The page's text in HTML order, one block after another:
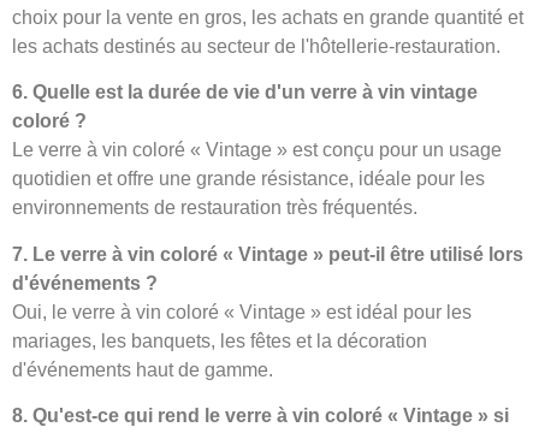
choix pour la vente en gros, les achats en grande quantité et
les achats destinés au secteur de l'hôtellerie-restauration.
6. Quelle est la durée de vie d'un verre à vin vintage
coloré ?
Le verre à vin coloré « Vintage » est conçu pour un usage
quotidien et offre une grande résistance, idéale pour les
environnements de restauration très fréquentés.
7. Le verre à vin coloré « Vintage » peut-il être utilisé lors
d'événements ?
Oui, le verre à vin coloré « Vintage » est idéal pour les
mariages, les banquets, les fêtes et la décoration
d'événements haut de gamme.
8. Qu'est-ce qui rend le verre à vin coloré « Vintage » si